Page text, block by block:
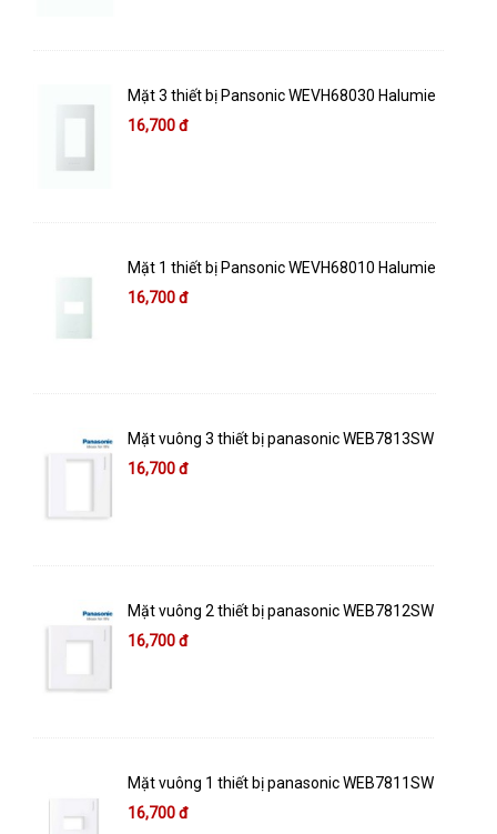
Mặt 3 thiết bị Pansonic WEVH68030 Halumie
16,700 đ
Mặt 1 thiết bị Pansonic WEVH68010 Halumie
16,700 đ
Mặt vuông 3 thiết bị panasonic WEB7813SW
16,700 đ
Mặt vuông 2 thiết bị panasonic WEB7812SW
16,700 đ
Mặt vuông 1 thiết bị panasonic WEB7811SW
16,700 đ